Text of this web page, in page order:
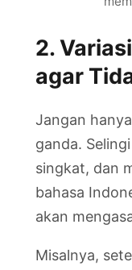
2.
agar
Jangan
ganda.
singkat, dan
bahasa
akan
Misalnya,